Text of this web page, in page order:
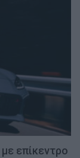
επίκεντρο